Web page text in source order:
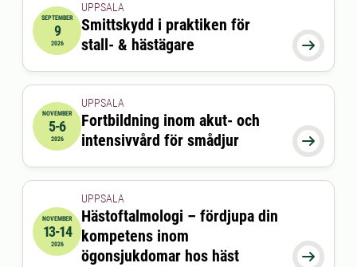
2026-09-09 17:30:00till2026-09-09 20:30:00
SEPTEMBER
9
2026 
UPPSALA
Smittskydd i praktiken för
stall- & hästägare
2026-11-05 08:00:00 till2026-11-06 16:30:00
NOVEMBER
5-6
2026 
UPPSALA
Fortbildning inom akut- och
intensivvård för smådjur
2026-11-13 08:45:00till2026-11-14 16:30:00
NOVEMBER
13-14
2026

UPPSALA
Hästoftalmologi – fördjupa din
kompetens inom
ögonsjukdomar hos häst